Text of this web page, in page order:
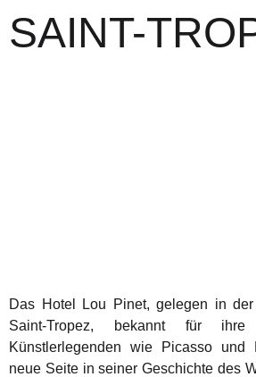
SAINT-
Das Hotel Lou Pinet, gelegen in
Saint-Tropez, bekannt für ihre
Künstlerlegenden wie Picasso und
neue Seite in seiner Geschichte des